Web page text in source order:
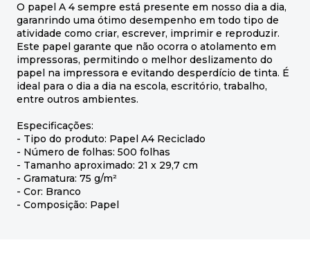
O papel A 4 sempre está presente em nosso dia a dia,
garanrindo uma ótimo desempenho em todo tipo de
atividade como criar, escrever, imprimir e reproduzir.
Este papel garante que não ocorra o atolamento em
impressoras, permitindo o melhor deslizamento do
papel na impressora e evitando desperdício de tinta. É
ideal para o dia a dia na escola, escritório, trabalho,
entre outros ambientes.
Especificações:
- Tipo do produto: Papel A4 Reciclado
- Número de folhas: 500 folhas
- Tamanho aproximado: 21 x 29,7 cm
- Gramatura: 75 g/m²
- Cor: Branco
- Composição: Papel